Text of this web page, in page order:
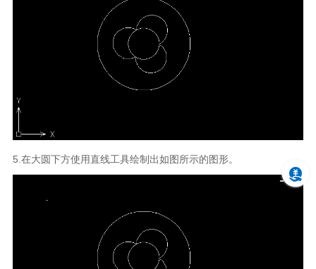
5.在大圆下方使用直线工具绘制出如图所示的图形。